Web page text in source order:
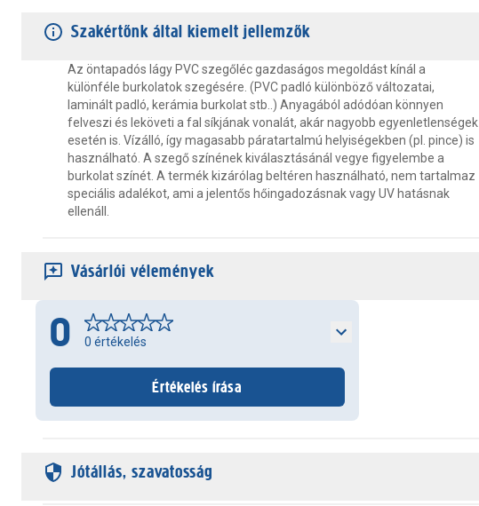
Szakértőnk által kiemelt jellemzők
Az öntapadós lágy PVC szegőléc gazdaságos megoldást kínál a
különféle burkolatok szegésére. (PVC padló különböző változatai,
laminált padló, kerámia burkolat stb..) Anyagából adódóan könnyen
felveszi és leköveti a fal síkjának vonalát, akár nagyobb egyenletlenségek
esetén is. Vízálló, így magasabb páratartalmú helyiségekben (pl. pince) is
használható. A szegő színének kiválasztásánál vegye figyelembe a
burkolat színét. A termék kizárólag beltéren használható, nem tartalmaz
speciális adalékot, ami a jelentős hőingadozásnak vagy UV hatásnak
ellenáll.
Vásárlói vélemények
0 0 értékelés
Értékelés írása
Jótállás, szavatosság